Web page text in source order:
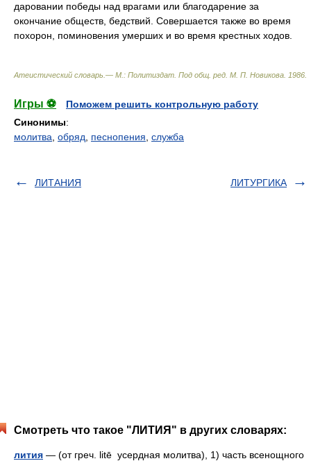
даровании победы над врагами или благодарение за
окончание обществ, бедствий. Совершается также во время
похорон, поминовения умерших и во время крестных ходов.
Атеистический словарь.— М.: Политиздат Под общ. ред. М. П. Новикова 1986
Игры ⚽
Поможем решить контрольную работу
Синонимы:
молитва обряд песнопения служба
ЛИТАНИЯ ЛИТУРГИКА
Смотреть что такое "ЛИТИЯ" в других словарях:
лития — (от греч. litē усердная молитва), 1) часть всенощного